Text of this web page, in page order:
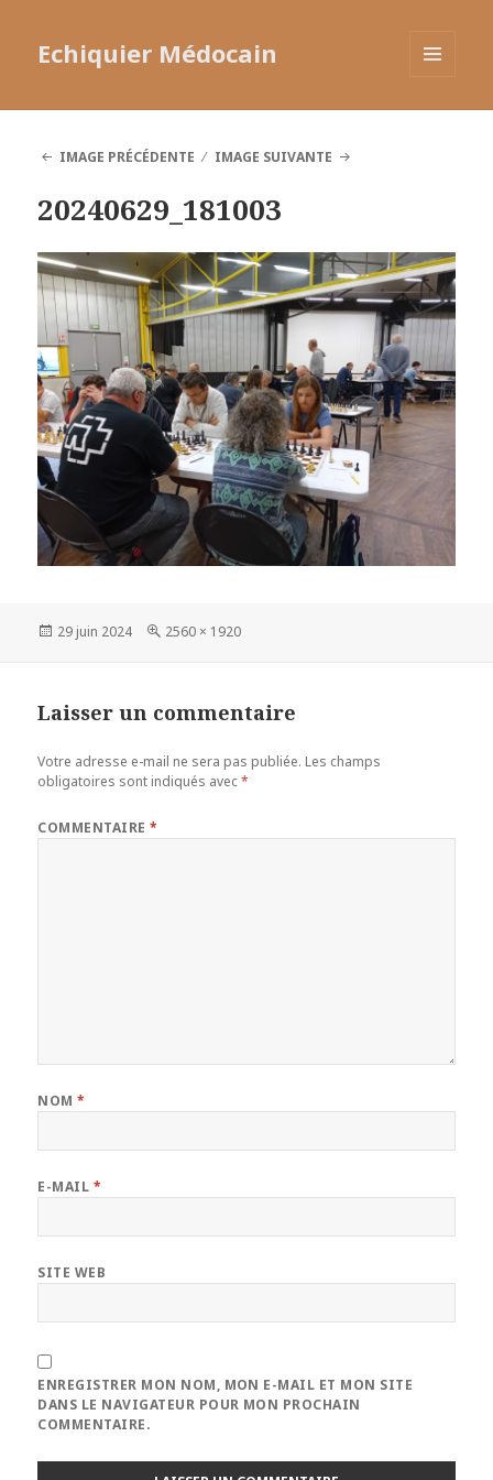
Echiquier Médocain
IMAGE PRÉCÉDENTE
IMAGE SUIVANTE
20240629_181003
Publié
29 juin 2024
Taille
2560 × 1920
Laisser un commentaire
Votre adresse e-mail ne sera pas publiée. Les champs
obligatoires sont indiqués avec*
COMMENTAIRE*
NOM*
E-MAIL *
SITE WEB
ENREGISTRER MON NOM, MON E-MAIL ET MON SITE
DANS LE NAVIGATEUR POUR MON PROCHAIN
COMMENTAIRE.